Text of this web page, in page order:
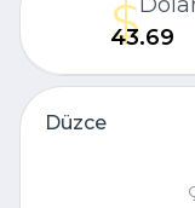
43.69
Düzce